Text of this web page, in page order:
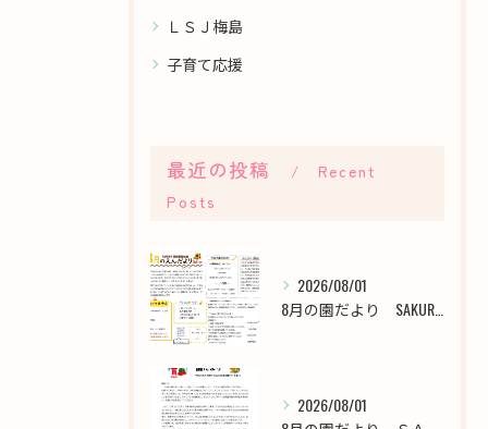
ＬＳＪ梅島
子育て応援
最近の投稿
Recent
Posts
2026/08/01
2026/08/01